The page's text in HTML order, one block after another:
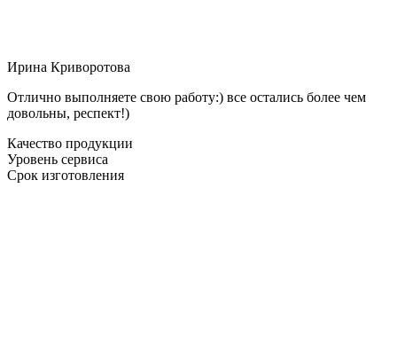
Ирина Криворотова
Отлично выполняете свою работу:) все остались более чем
довольны, респект!)
Качество продукции
Уровень сервиса
Срок изготовления